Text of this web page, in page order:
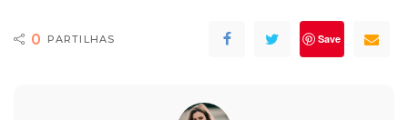
0 PARTILHAS Save